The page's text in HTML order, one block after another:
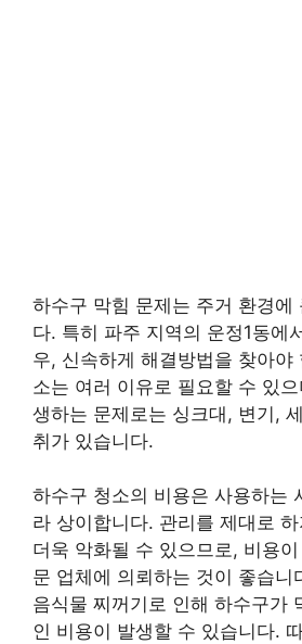
하수구 막힘 문제는 주거 환경에
다. 특히 파주 지역의 운정1동에
우, 신속하게 해결방법을 찾아야
소는 여러 이유로 필요할 수 있
생하는 문제로는 싱크대, 변기,
취가 있습니다.
하수구 청소의 비용은 사용하는
라 상이합니다. 관리를 제대로
더욱 악화될 수 있으므로, 비용
문 업체에 의뢰하는 것이 좋습니
음식물 찌꺼기로 인해 하수구가
인 비용이 발생할 수 있습니다.